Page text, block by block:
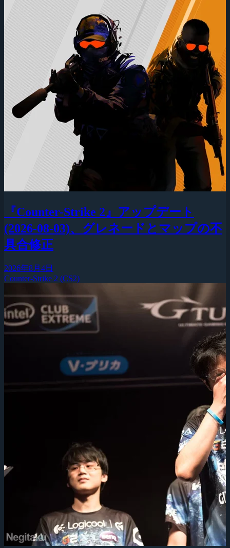
『Counter-Strike 2』アップデート
(2026-08-03)、グレネードとマップの不
具合修正
2026年8月4日
Counter-Strike 2 (CS2)